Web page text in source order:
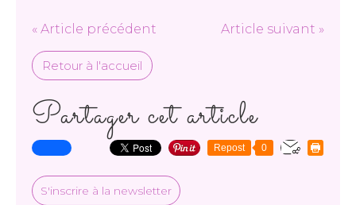
« Article précédent Article suivant »
Retour à l'accueil
Partager cet article
Repost 0
S'inscrire à la newsletter